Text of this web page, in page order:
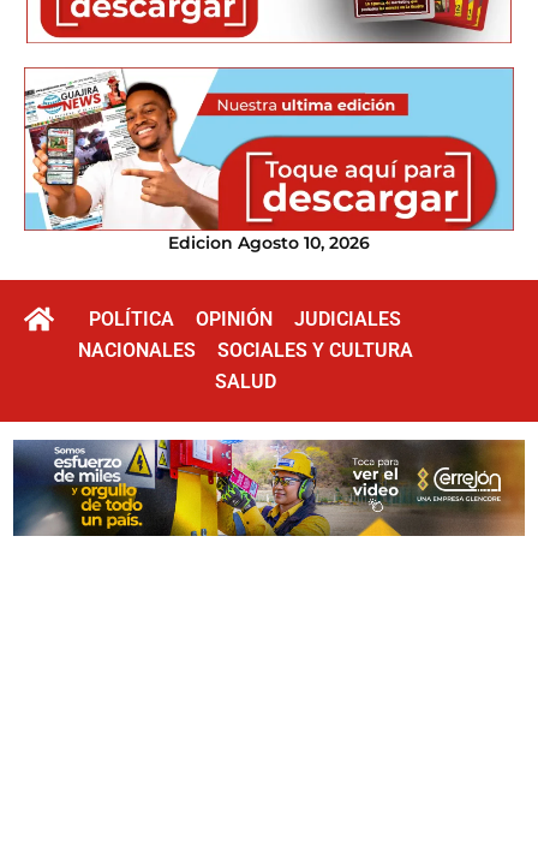
Edicion Agosto 10, 2026
POLÍTICA OPINIÓN
JUDICIALES
NACIONALES
SOCIALES Y CULTURA
SALUD